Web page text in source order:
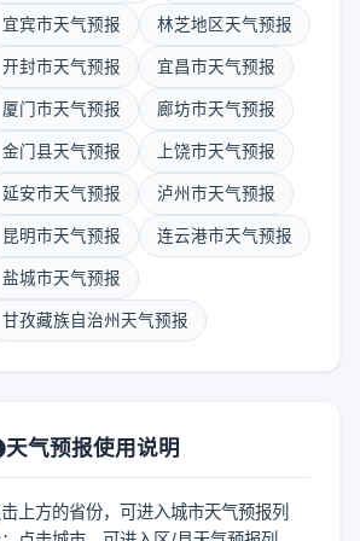
宜宾市天气预报 林芝地区天气预报
开封市天气预报 宜昌市天气预报
厦门市天气预报 廊坊市天气预报
金门县天气预报 上饶市天气预报
延安市天气预报 泸州市天气预报
昆明市天气预报 连云港市天气预报
盐城市天气预报
甘孜藏族自治州天气预报
天气预报使用说明
上方的省份，可进入城市天气预报列